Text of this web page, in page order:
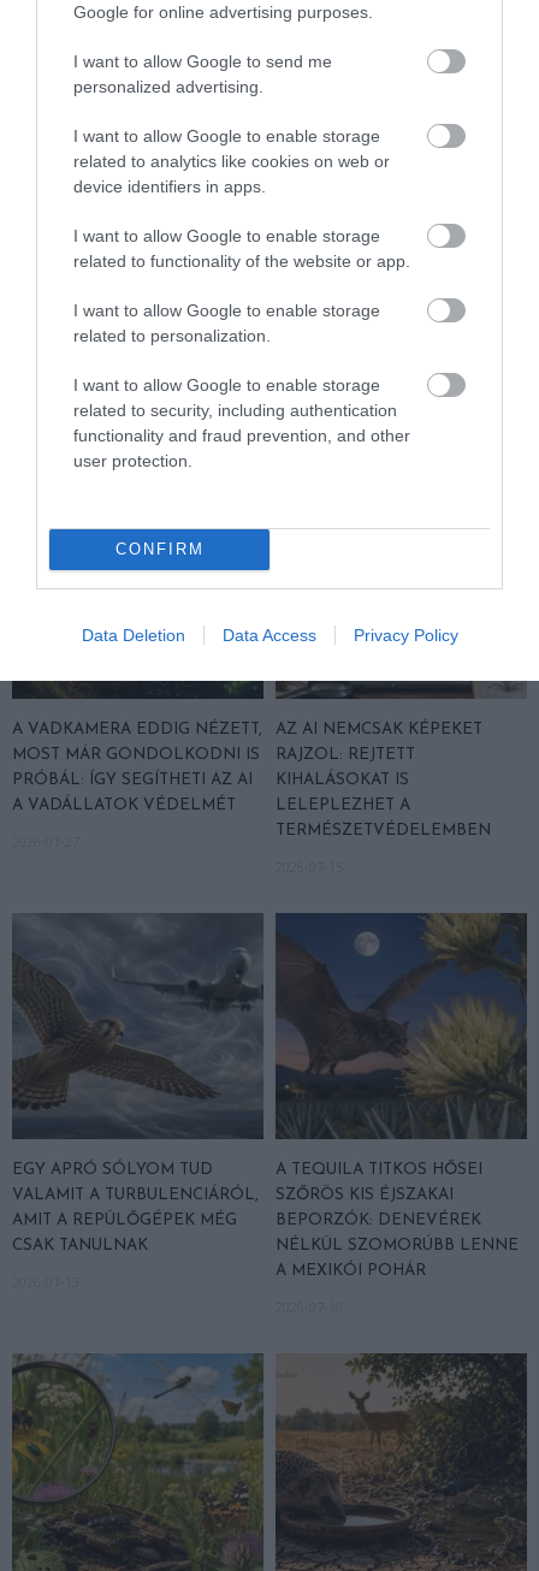
Google for online advertising purposes.
I want to allow Google to send me
personalized advertising.
I want to allow Google to enable storage
related to analytics like cookies on web or
device identifiers in apps.
I want to allow Google to enable storage
related to functionality of the website or app.
I want to allow Google to enable storage
related to personalization.
I want to allow Google to enable storage
related to security, including authentication
functionality and fraud prevention, and other
user protection.
CONFIRM
Data Deletion Data Access Privacy Policy
NEVEZTEK MEG, ÉS A FÖLD
MEGINT FINOMAN JELEZTE:
HINNI MAGUNKAT
2026-07-30
LAPULT EGY KARDFOGÚ
RENDESEN
2026-07-28
A VADKAMERA EDDIG NÉZETT,
MOST MÁR GONDOLKODNI IS
PRÓBÁL: ÍGY SEGÍTHETI AZ AI
A VADÁLLATOK VÉDELMÉT
AZ AI NEMCSAK KÉPEKET
RAJZOL: REJTETT
KIHALÁSOKAT IS
LELEPLEZHET A
TERMÉSZETVÉDELEMBEN
EGY APRÓ SÓLYOM TUD
VALAMIT A TURBULENCIÁRÓL,
AMIT A REPÜLŐGÉPEK MÉG
CSAK TANULNAK
A TEQUILA TITKOS HŐSEI
SZŐRÖS KIS ÉJSZAKAI
BEPORZÓK: DENEVÉREK
NÉLKÜL SZOMORÚBB LENNE
A MEXIKÓI POHÁR